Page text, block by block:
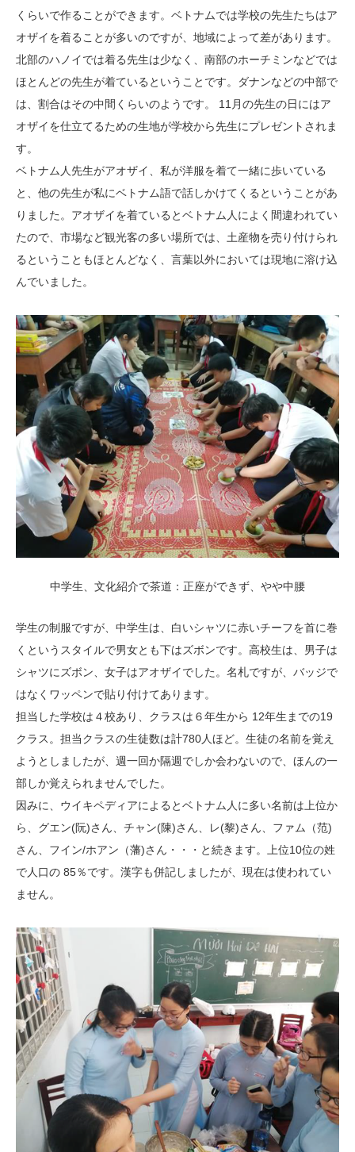
くらいで作ることができます。ベトナムでは学校の先生たちはア
オザイを着ることが多いのですが、地域によって差があります。
北部のハノイでは着る先生は少なく、南部のホーチミンなどでは
ほとんどの先生が着ているということです。ダナンなどの中部で
は、割合はその中間くらいのようです。 11月の先生の日にはア
オザイを仕立てるための生地が学校から先生にプレゼントされま
す。
ベトナム人先生がアオザイ、私が洋服を着て一緒に歩いている
と、他の先生が私にベトナム語で話しかけてくるということがあ
りました。アオザイを着ているとベトナム人によく間違われてい
たので、市場など観光客の多い場所では、土産物を売り付けられ
るということもほとんどなく、言葉以外においては現地に溶け込
んでいました。
中学生、文化紹介で茶道：正座ができず、やや中腰
学生の制服ですが、中学生は、白いシャツに赤いチーフを首に巻
くというスタイルで男女とも下はズボンです。高校生は、男子は
シャツにズボン、女子はアオザイでした。名札ですが、バッジで
はなくワッペンで貼り付けてあります。
担当した学校は４校あり、クラスは６年生から 12年生までの19
クラス。担当クラスの生徒数は計780人ほど。生徒の名前を覚え
ようとしましたが、週一回か隔週でしか会わないので、ほんの一
部しか覚えられませんでした。
因みに、ウイキペディアによるとベトナム人に多い名前は上位か
ら、グエン(阮)さん、チャン(陳)さん、レ(黎)さん、ファム（范)
さん、フイン/ホアン（藩)さん・・・と続きます。上位10位の姓
で人口の 85％です。漢字も併記しましたが、現在は使われてい
ません。